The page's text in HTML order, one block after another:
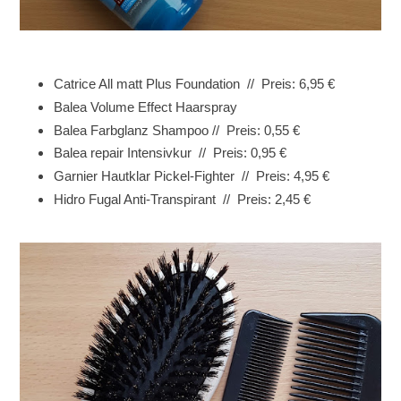
Catrice All matt Plus Foundation // Preis: 6,95 €
Balea Volume Effect Haarspray
Balea Farbglanz Shampoo // Preis: 0,55 €
Balea repair Intensivkur // Preis: 0,95 €
Garnier Hautklar Pickel-Fighter // Preis: 4,95 €
Hidro Fugal Anti-Transpirant // Preis: 2,45 €